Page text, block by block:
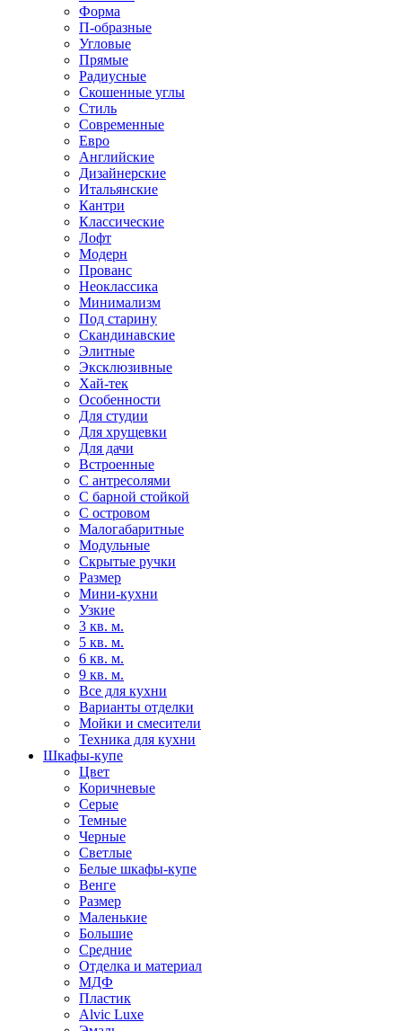
Форма
П-образные
Угловые
Прямые
Радиусные
Скошенные углы
Стиль
Современные
Евро
Английские
Дизайнерские
Итальянские
Кантри
Классические
Лофт
Модерн
Прованс
Неоклассика
Минимализм
Под старину
Скандинавские
Элитные
Эксклюзивные
Хай-тек
Особенности
Для студии
Для хрущевки
Для дачи
Встроенные
С антресолями
С барной стойкой
С островом
Малогабаритные
Модульные
Скрытые ручки
Размер
Мини-кухни
Узкие
3 кв. м.
5 кв. м.
6 кв. м.
9 кв. м.
Все для кухни
Варианты отделки
Мойки и смесители
Техника для кухни
Шкафы-купе
Цвет
Коричневые
Серые
Темные
Черные
Светлые
Белые шкафы-купе
Венге
Размер
Маленькие
Большие
Средние
Отделка и материал
МДФ
Пластик
Alvic Luxe